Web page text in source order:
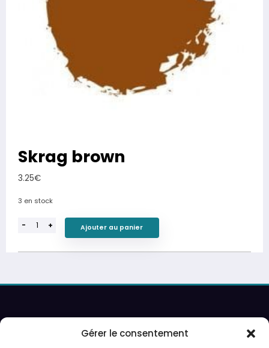
Gérer le consentement
Skrag brown
3.25€
3 en stock
- + Ajouter au panier